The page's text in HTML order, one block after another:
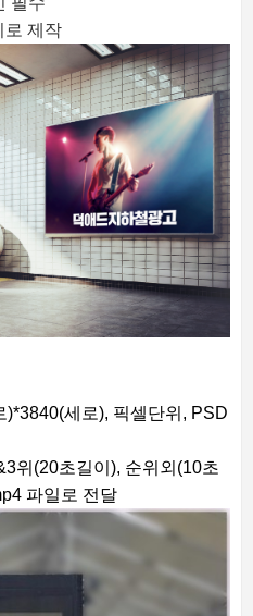
로 제작
세로), 픽셀단위, PSD
위(20초길이), 순위외(10초
파일로 전달